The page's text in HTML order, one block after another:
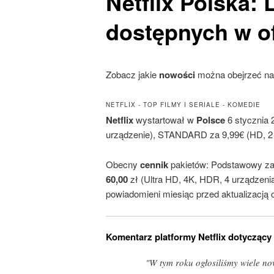
dostępnych w
Zobacz jakie nowości można obejrzeć
NETFLIX - TOP FILMY I SERIALE - KOMEDIE
Netflixwystartował w Polsce6 stycznia
urządzenie), STANDARD za 9,99€ (HD,
Obecnycennikpakietów: Podstawowy
60,00zł (Ultra HD, 4K, HDR, 4
powiadomieni miesiąc przed
Komentarz platformy Netflix
"W tym roku ogłosiliśmy wiele